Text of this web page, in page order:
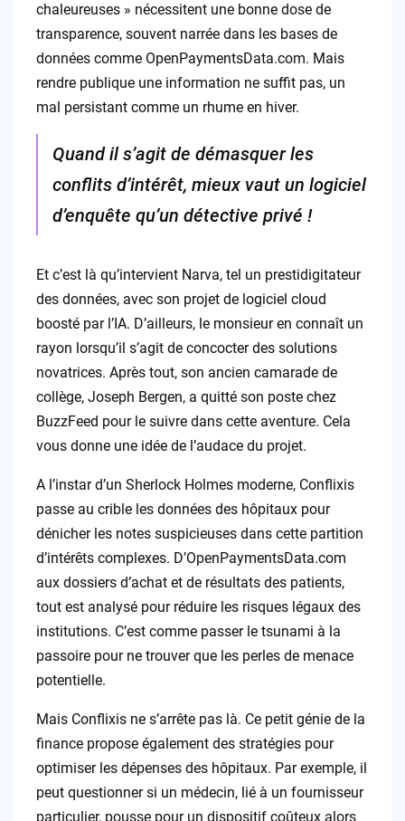
chaleureuses » nécessitent une bonne dose de
transparence, souvent narrée dans les bases de
données comme OpenPaymentsData.com. Mais
rendre publique une information ne suffit pas, un
mal persistant comme un rhume en hiver.
Quand il s’agit de démasquer les
conflits d’intérêt, mieux vaut un logiciel
d’enquête qu’un détective privé !
Et c’est là qu’intervient Narva, tel un prestidigitateur
des données, avec son projet de logiciel cloud
boosté par l’IA. D’ailleurs, le monsieur en connaît un
rayon lorsqu’il s’agit de concocter des solutions
novatrices. Après tout, son ancien camarade de
collège, Joseph Bergen, a quitté son poste chez
BuzzFeed pour le suivre dans cette aventure. Cela
vous donne une idée de l’audace du projet.
A l’instar d’un Sherlock Holmes moderne, Conflixis
passe au crible les données des hôpitaux pour
dénicher les notes suspicieuses dans cette partition
d’intérêts complexes. D’OpenPaymentsData.com
aux dossiers d’achat et de résultats des patients,
tout est analysé pour réduire les risques légaux des
institutions. C’est comme passer le tsunami à la
passoire pour ne trouver que les perles de menace
potentielle.
Mais Conflixis ne s’arrête pas là. Ce petit génie de la
finance propose également des stratégies pour
optimiser les dépenses des hôpitaux. Par exemple, il
peut questionner si un médecin, lié à un fournisseur
particulier, pousse pour un dispositif coûteux alors